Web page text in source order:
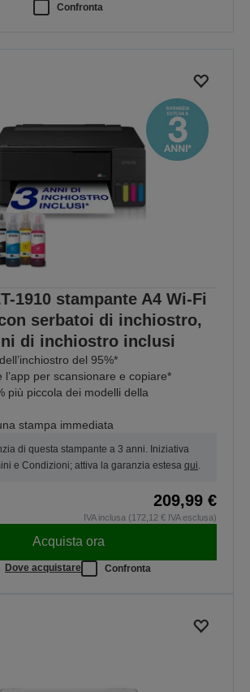
Confronta
1910 stampante A4 Wi-Fi
serbatoi di inchiostro,
di inchiostro inclusi
del 95%*
l’app per scansionare e copiare*
più piccola dei modelli della
stampa immediata
di questa stampante a 3 anni. Iniziativa
e Condizioni; attiva la garanzia estesa qui.
209,99 €
IVA inclusa (172,12 € IVA esclusa)
Acquista ora
Dove acquistare Confronta